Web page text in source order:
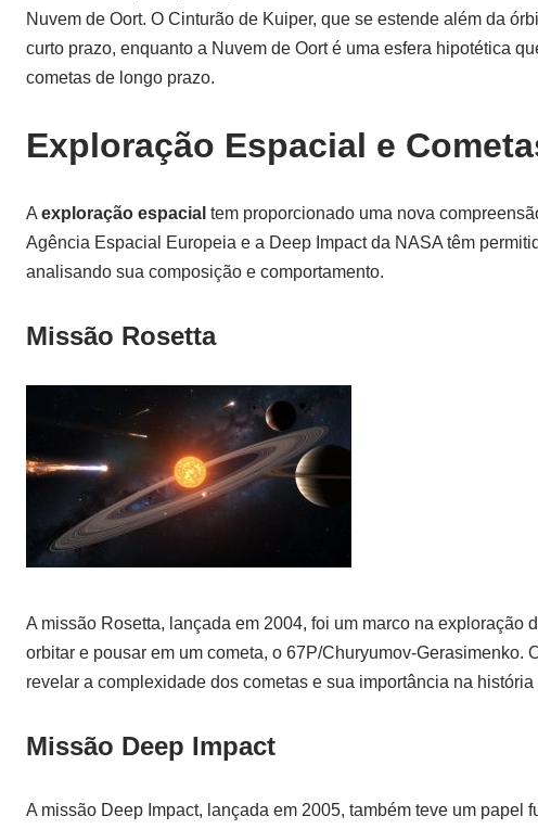
Nuvem de Oort. O Cinturão de Kuiper, que se estende além da
curto prazo, enquanto a Nuvem de Oort é uma esfera hipotética
cometas de longo prazo.
Exploração Espacial e
A exploração espacial tem proporcionado uma nova
Agência Espacial Europeia e a Deep Impact da NASA têm
analisando sua composição e comportamento.
Missão Rosetta
A missão Rosetta, lançada em 2004, foi um marco na exploração
orbitar e pousar em um cometa, o 67P/Churyumov-Gerasimenko.
revelar a complexidade dos cometas e sua importância na história
Missão Deep Impact
A missão Deep Impact, lançada em 2005, também teve um papel